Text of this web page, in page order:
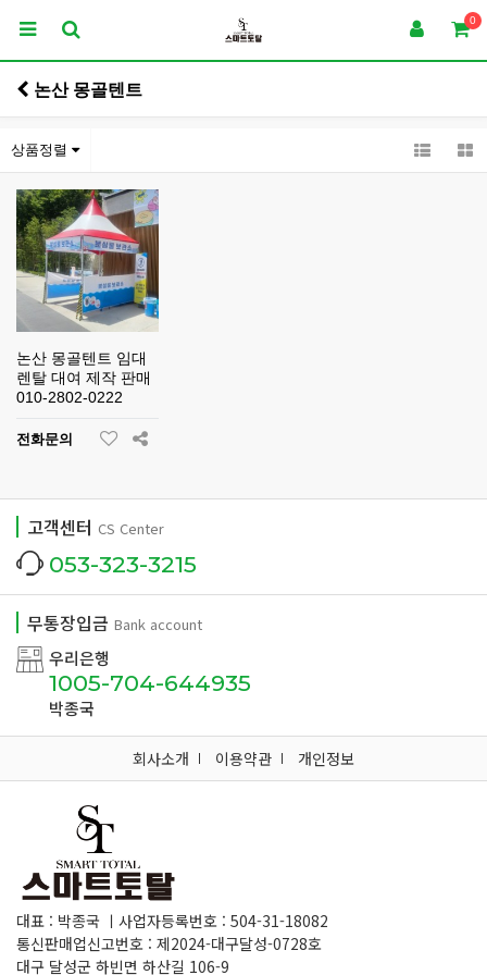
0
논산 몽골텐트
상품정렬
논산 몽골텐트 임대
렌탈 대여 제작 판매
010-2802-0222
전화문의
고객센터 CS Center
053-323-3215
무통장입금 Bank account
우리은행
1005-704-644935
박종국
회사소개 이용약관 개인정보
대표 : 박종국 ㅣ사업자등록번호 : 504-31-18082
통신판매업신고번호 : 제2024-대구달성-0728호
대구 달성군 하빈면 하산길 106-9